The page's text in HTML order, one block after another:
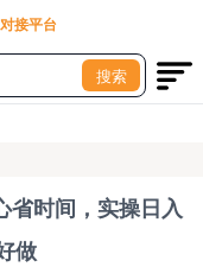
接平台
搜索
省时间，实操日入
做